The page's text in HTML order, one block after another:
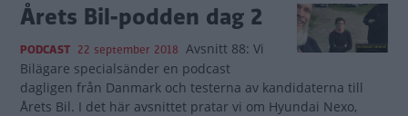
Årets Bil-podden dag 2
PODCAST 22 september 2018 Avsnitt 88: Vi
Bilägare specialsänder en podcast
dagligen från Danmark och testerna av kandidaterna till
Årets Bil. I det här avsnittet pratar vi om Hyundai Nexo,